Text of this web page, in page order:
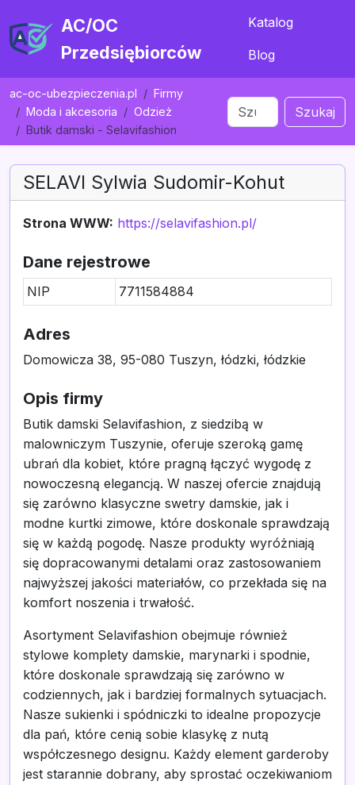
AC/OC
Przedsiębiorców
Katalog
Blog
ac-oc-ubezpieczenia.pl
Firmy
Moda i akcesoria
Odzież
Butik damski - Selavifashion
Szukaj
SELAVI Sylwia Sudomir-Kohut
Strona WWW: https://selavifashion.pl/
Dane rejestrowe
NIP 7711584884
Adres
Domowicza 38, 95-080 Tuszyn, łódzki, łódzkie
Opis firmy
Butik damski Selavifashion, z siedzibą w
malowniczym Tuszynie, oferuje szeroką gamę
ubrań dla kobiet, które pragną łączyć wygodę z
nowoczesną elegancją. W naszej ofercie znajdują
się zarówno klasyczne swetry damskie, jak i
modne kurtki zimowe, które doskonale sprawdzają
się w każdą pogodę. Nasze produkty wyróżniają
się dopracowanymi detalami oraz zastosowaniem
najwyższej jakości materiałów, co przekłada się na
komfort noszenia i trwałość.
Asortyment Selavifashion obejmuje również
stylowe komplety damskie, marynarki i spodnie,
które doskonale sprawdzają się zarówno w
codziennych, jak i bardziej formalnych sytuacjach.
Nasze sukienki i spódniczki to idealne propozycje
dla pań, które cenią sobie klasykę z nutą
współczesnego designu. Każdy element garderoby
jest starannie dobrany, aby sprostać oczekiwaniom